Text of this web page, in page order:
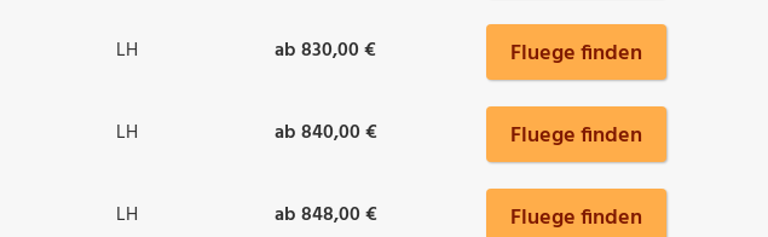
LH ab 830,00 € Fluege finden
LH ab 840,00 € Fluege finden
LH ab 848,00 € Fluege finden